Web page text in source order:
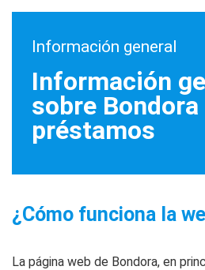
Información general
Información
sobre Bondora
préstamos
¿Cómo funciona la
La página web de Bondora, en